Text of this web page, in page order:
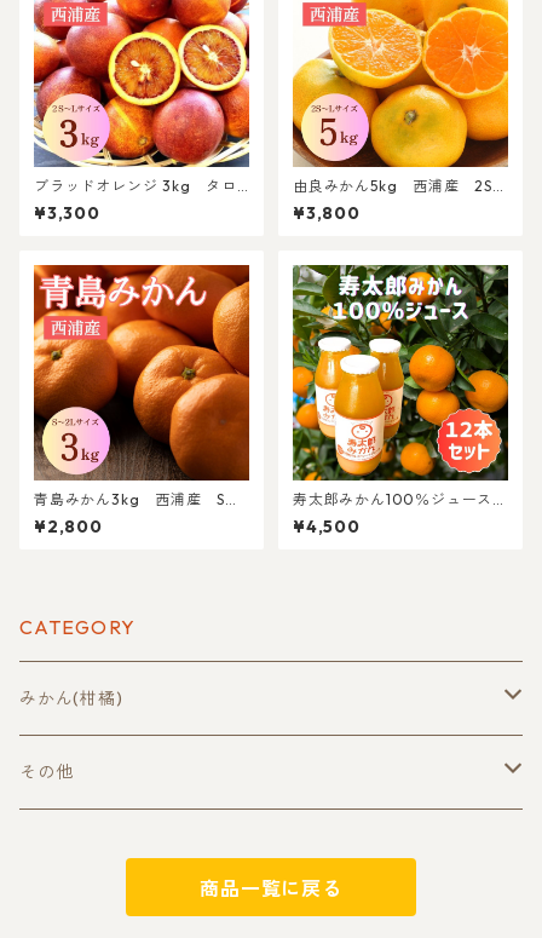
ブラッドオレンジ 3kg タロ
ッコ 西浦産 2S～Lサイズ混
合
¥3,300
由良みかん5kg 西浦産 2S～
Lサイズ混合【北海道・沖縄(離
島)以外送料無料】
¥3,800
青島みかん3kg 西浦産 S～
2Lサイズ混合【北海道・沖縄
(離島)以外送料無料】
¥2,800
寿太郎みかん100％ジュース 1
80ml 12本セット
¥4,500
CATEGORY
みかん(柑橘)
早生みかん
その他
ちょいプラ(単品)
商品一覧に戻る